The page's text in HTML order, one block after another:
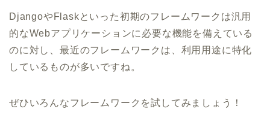
DjangoやFlaskといった初期のフレームワークは汎用
的なWebアプリケーションに必要な機能を備えている
のに対し、最近のフレームワークは、利用用途に特化
しているものが多いですね。
ぜひいろんなフレームワークを試してみましょう！